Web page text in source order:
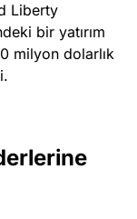
Liberty
bir yatırım
milyon dolarlık